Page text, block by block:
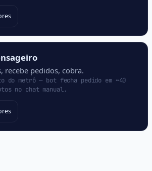
recebe pedidos, cobra.
do metrô — bot fecha pedido em ~40
no chat manual.